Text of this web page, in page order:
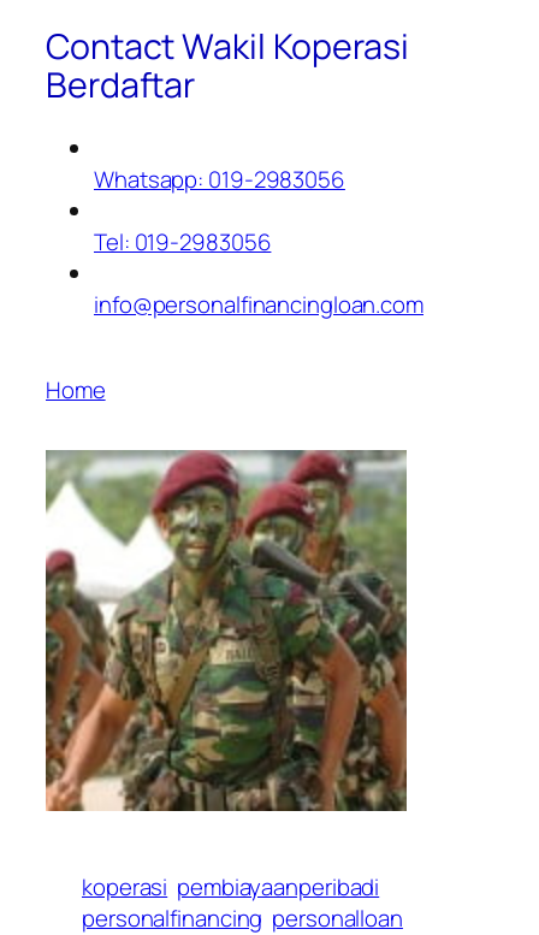
Contact Wakil Koperasi
Berdaftar
Whatsapp: 019-2983056
Tel: 019-2983056
info@personalfinancingloan.com
Home
koperasi pembiayaanperibadi
personalfinancing personalloan